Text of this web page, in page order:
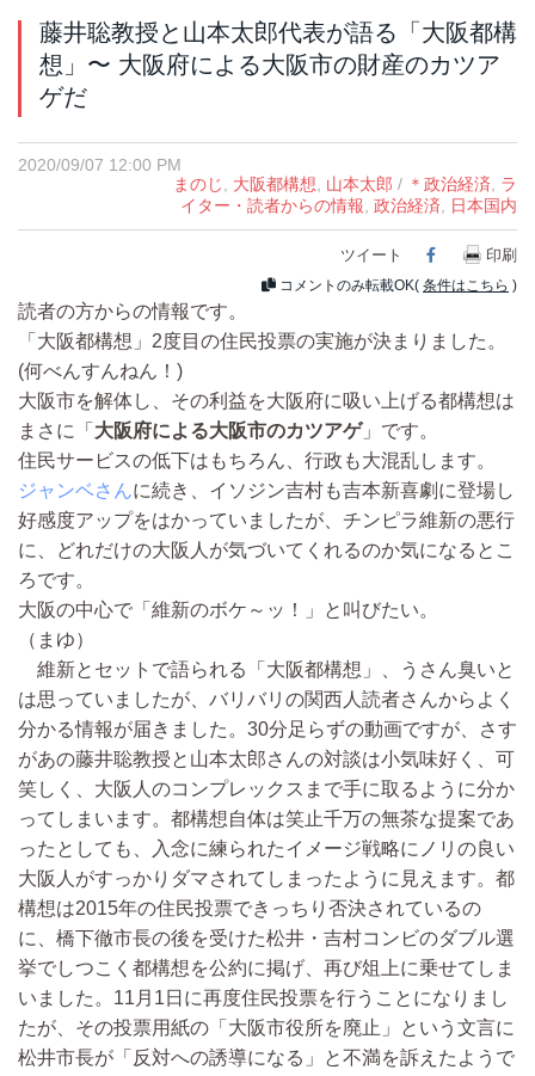
藤井聡教授と山本太郎代表が語る「大阪都構
想」〜 大阪府による大阪市の財産のカツア
ゲだ
2020/09/07 12:00 PM
まのじ, 大阪都構想, 山本太郎 / ＊政治経済, ラ
イター・読者からの情報, 政治経済, 日本国内
ツイート Facebook
印刷
コメントのみ転載OK( 条件はこちら )
読者の方からの情報です。
「大阪都構想」2度目の住民投票の実施が決まりました。
(何べんすんねん！)
大阪市を解体し、その利益を大阪府に吸い上げる都構想は
まさに「 大阪府による大阪市のカツアゲ」です。
住民サービスの低下はもちろん、行政も大混乱します。
ジャンベさんに続き、イソジン吉村も吉本新喜劇に登場し
好感度アップをはかっていましたが、チンピラ維新の悪行
に、どれだけの大阪人が気づいてくれるのか気になるとこ
ろです。
大阪の中心で「維新のボケ～ッ！」と叫びたい。
（まゆ）
維新とセットで語られる「大阪都構想」、うさん臭いと
は思っていましたが、バリバリの関西人読者さんからよく
分かる情報が届きました。30分足らずの動画ですが、さす
があの藤井聡教授と山本太郎さんの対談は小気味好く、可
笑しく、大阪人のコンプレックスまで手に取るように分か
ってしまいます。都構想自体は笑止千万の無茶な提案であ
ったとしても、入念に練られたイメージ戦略にノリの良い
大阪人がすっかりダマされてしまったように見えます。都
構想は2015年の住民投票できっちり否決されているの
に、橋下徹市長の後を受けた松井・吉村コンビのダブル選
挙でしつこく都構想を公約に掲げ、再び俎上に乗せてしま
いました。11月1日に再度住民投票を行うことになりまし
たが、その投票用紙の「大阪市役所を廃止」という文言に
松井市長が「反対への誘導になる」と不満を訴えたようで